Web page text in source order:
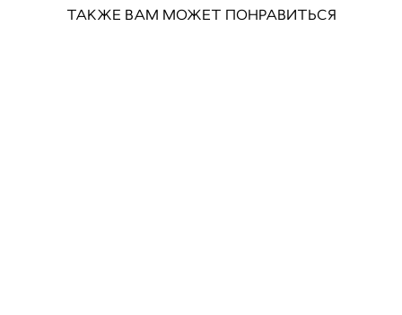
ТАКЖЕ ВАМ МОЖЕТ ПОНРАВИТЬСЯ